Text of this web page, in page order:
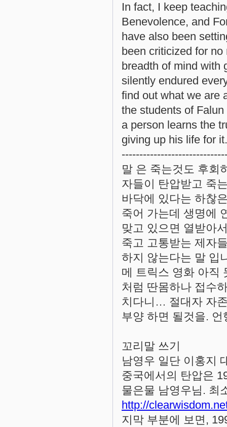
In fact, I keep
Benevolence, and
have also been
been criticized for
breadth of mind with
silently endured
find out what we are
the students of
a person learns the
giving up his life for it.
말 은 죽는것도 후회
자들이 탄압받고 죽
바닥에 있다는 하찮
죽어 가는데 생명에
맞고 있으면 열받아
죽고 고통받는 제자
하지 않는다는 말 입
메 트릭스 영화 아직
처럼 딴몸하나 접수
치다니… 절대자 자
부양 하면 될것을.
꼬리말 쓰기
남영우 일단 이홍지
중국에서의 탄압은
물은물 남영우님. 최
http://
지막 부분에 보면,